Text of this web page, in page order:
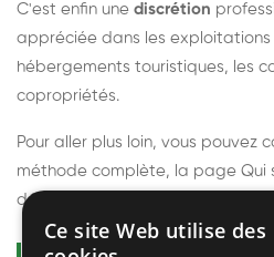
C'est enfin une discrétion
appréciée dans les exploitations
hébergements touristiques, les
copropriétés.
Pour aller plus loin, vous pouvez
méthode complète, la page Qui
découvrir
Ce site Web utilise des